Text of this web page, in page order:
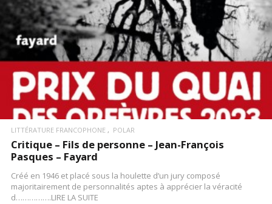
LITTÉRATURE FRANCOPHONE POLAR
Critique – Fils de personne – Jean-François
Pasques – Fayard
Créé en 1946 et placé sous la houlette d’un jury composé
majoritairement de personnalités aptes à apprécier la véracité
d…………….LIRE LA SUITE